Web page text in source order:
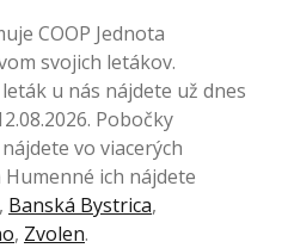
COOP Jednota
svojich letákov.
u nás nájdete už dnes
Pobočky
vo viacerých
ich nájdete
, Banská Bystrica,
, Zvolen.